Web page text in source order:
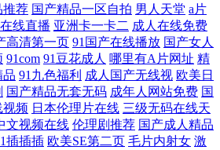
推荐 国产精品一区自拍 男人天堂 a片
线直播 亚洲卡一卡二 成人在线免费
高清第一页 91国产在线播放 国产女人
91com 91豆花成人 哪里有A片网址 精
品 91九色福利 成人国产无线视 欧美日
国产精品无套无码 成年人网站免费 国
视频 日本伦理片在线 三级无码在线天
文视频在线 伦理剧推荐 国产成人精品
插插插 欧美SE第二页 毛片内射女 激